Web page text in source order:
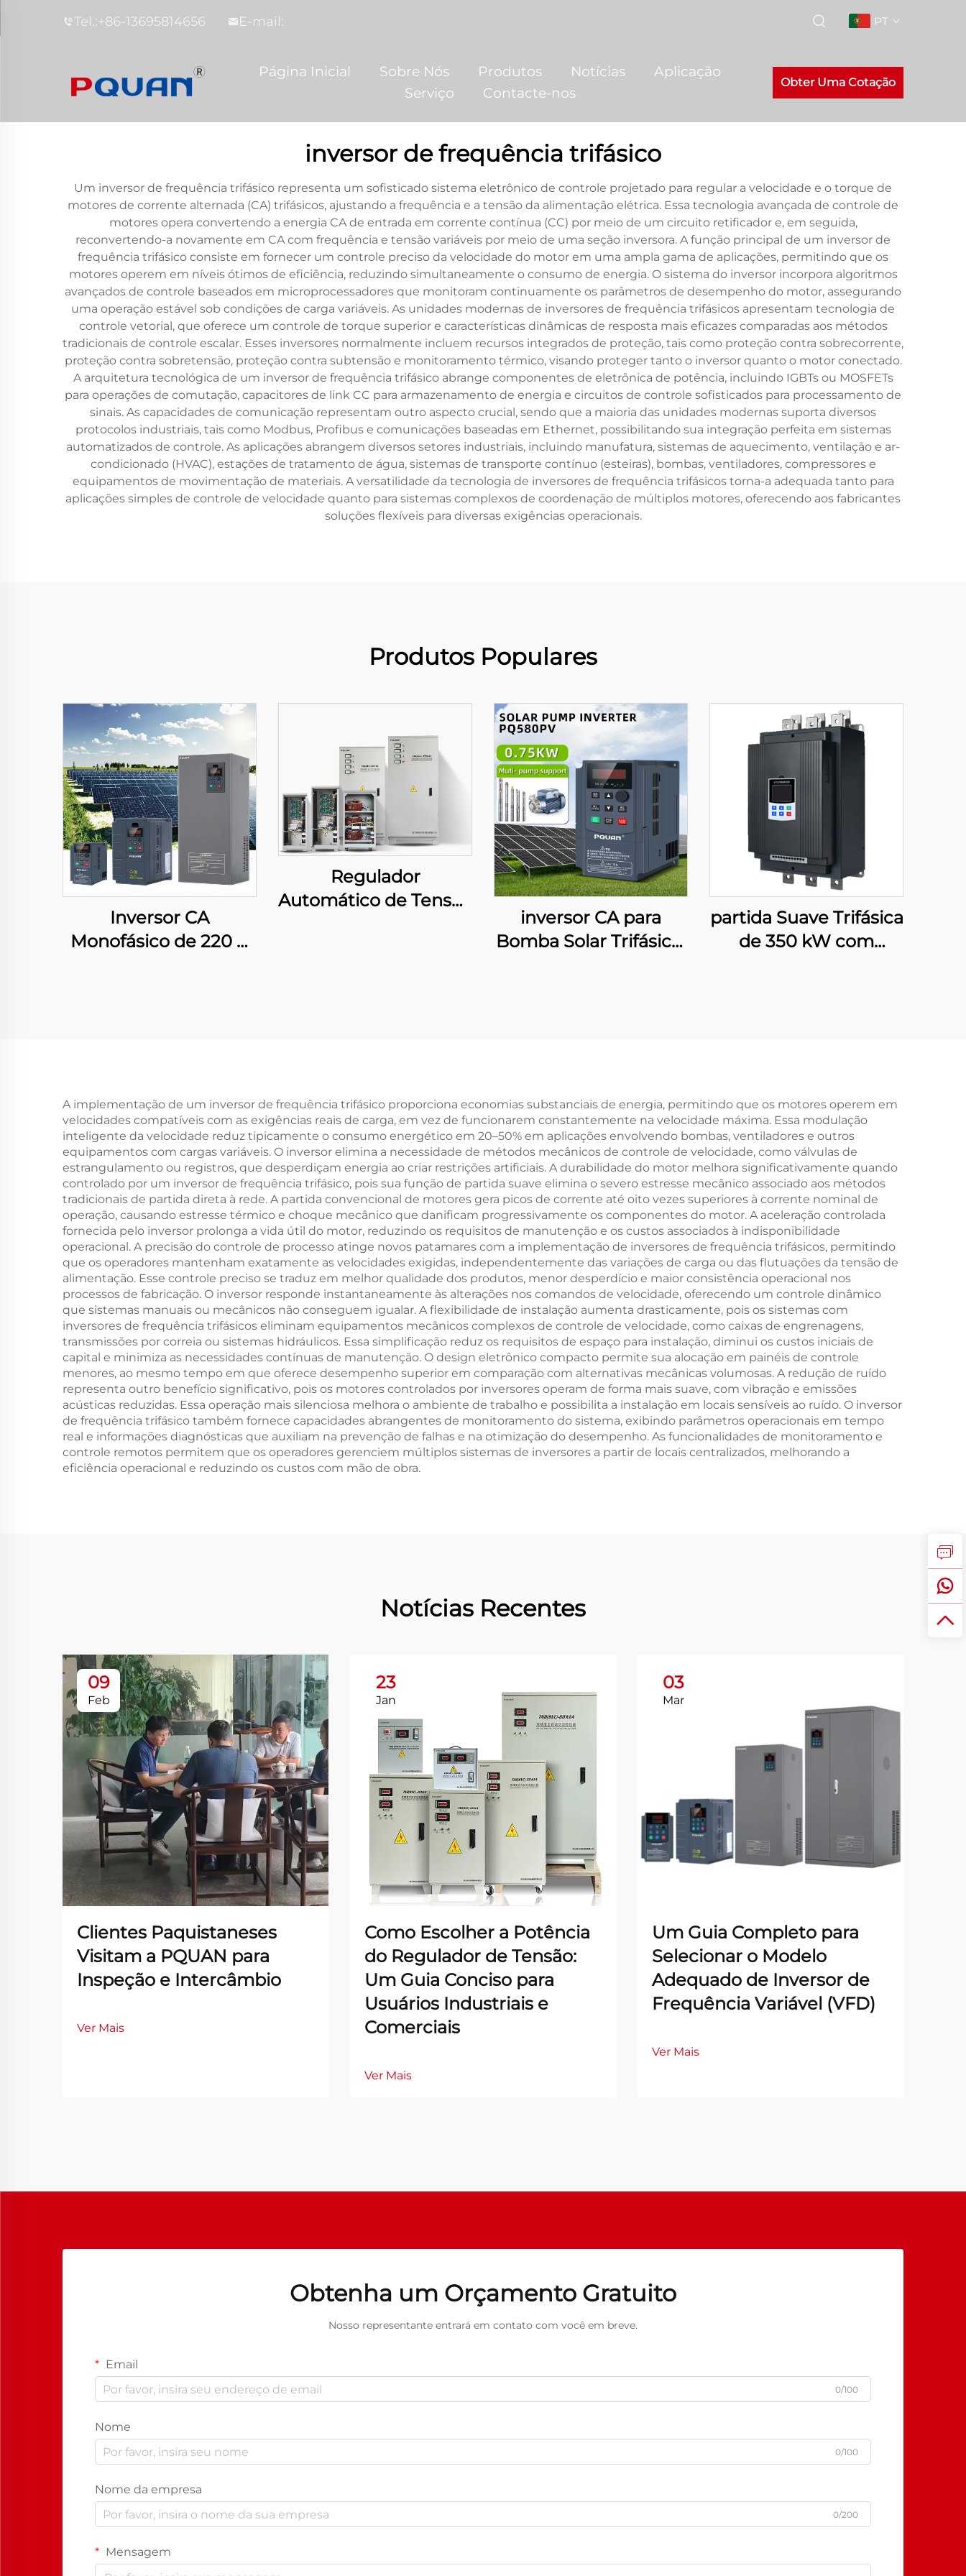
Tel.:+86-13695814656 E-mail: PT
Página Inicial Sobre Nós Produtos Notícias
Aplicação
Serviço
Contacte-nos
Obter Uma Cotação
inversor de frequência trifásico
Um inversor de frequência trifásico representa um sofisticado sistema eletrônico de controle projetado para regular a velocidade e o torque de
motores de corrente alternada (CA) trifásicos, ajustando a frequência e a tensão da alimentação elétrica. Essa tecnologia avançada de controle de
motores opera convertendo a energia CA de entrada em corrente contínua (CC) por meio de um circuito retificador e, em seguida,
reconvertendo-a novamente em CA com frequência e tensão variáveis por meio de uma seção inversora. A função principal de um inversor de
frequência trifásico consiste em fornecer um controle preciso da velocidade do motor em uma ampla gama de aplicações, permitindo que os
motores operem em níveis ótimos de eficiência, reduzindo simultaneamente o consumo de energia. O sistema do inversor incorpora algoritmos
avançados de controle baseados em microprocessadores que monitoram continuamente os parâmetros de desempenho do motor, assegurando
uma operação estável sob condições de carga variáveis. As unidades modernas de inversores de frequência trifásicos apresentam tecnologia de
controle vetorial, que oferece um controle de torque superior e características dinâmicas de resposta mais eficazes comparadas aos métodos
tradicionais de controle escalar. Esses inversores normalmente incluem recursos integrados de proteção, tais como proteção contra sobrecorrente,
proteção contra sobretensão, proteção contra subtensão e monitoramento térmico, visando proteger tanto o inversor quanto o motor conectado.
A arquitetura tecnológica de um inversor de frequência trifásico abrange componentes de eletrônica de potência, incluindo IGBTs ou MOSFETs
para operações de comutação, capacitores de link CC para armazenamento de energia e circuitos de controle sofisticados para processamento de
sinais. As capacidades de comunicação representam outro aspecto crucial, sendo que a maioria das unidades modernas suporta diversos
protocolos industriais, tais como Modbus, Profibus e comunicações baseadas em Ethernet, possibilitando sua integração perfeita em sistemas
automatizados de controle. As aplicações abrangem diversos setores industriais, incluindo manufatura, sistemas de aquecimento, ventilação e ar-
condicionado (HVAC), estações de tratamento de água, sistemas de transporte contínuo (esteiras), bombas, ventiladores, compressores e
equipamentos de movimentação de materiais. A versatilidade da tecnologia de inversores de frequência trifásicos torna-a adequada tanto para
aplicações simples de controle de velocidade quanto para sistemas complexos de coordenação de múltiplos motores, oferecendo aos fabricantes
soluções flexíveis para diversas exigências operacionais.
Produtos Populares
Inversor CA
Monofásico de 220 V
Regulador
Automático de Tensão
inversor CA para
Bomba Solar Trifásico,
partida Suave Trifásica
de 350 kW com
Proteção IP65, 50/60
Hz
A implementação de um inversor de frequência trifásico proporciona economias substanciais de energia, permitindo que os motores operem em
velocidades compatíveis com as exigências reais de carga, em vez de funcionarem constantemente na velocidade máxima. Essa modulação
inteligente da velocidade reduz tipicamente o consumo energético em 20–50% em aplicações envolvendo bombas, ventiladores e outros
equipamentos com cargas variáveis. O inversor elimina a necessidade de métodos mecânicos de controle de velocidade, como válvulas de
estrangulamento ou registros, que desperdiçam energia ao criar restrições artificiais. A durabilidade do motor melhora significativamente quando
controlado por um inversor de frequência trifásico, pois sua função de partida suave elimina o severo estresse mecânico associado aos métodos
tradicionais de partida direta à rede. A partida convencional de motores gera picos de corrente até oito vezes superiores à corrente nominal de
operação, causando estresse térmico e choque mecânico que danificam progressivamente os componentes do motor. A aceleração controlada
fornecida pelo inversor prolonga a vida útil do motor, reduzindo os requisitos de manutenção e os custos associados à indisponibilidade
operacional. A precisão do controle de processo atinge novos patamares com a implementação de inversores de frequência trifásicos, permitindo
que os operadores mantenham exatamente as velocidades exigidas, independentemente das variações de carga ou das flutuações da tensão de
alimentação. Esse controle preciso se traduz em melhor qualidade dos produtos, menor desperdício e maior consistência operacional nos
processos de fabricação. O inversor responde instantaneamente às alterações nos comandos de velocidade, oferecendo um controle dinâmico
que sistemas manuais ou mecânicos não conseguem igualar. A flexibilidade de instalação aumenta drasticamente, pois os sistemas com
inversores de frequência trifásicos eliminam equipamentos mecânicos complexos de controle de velocidade, como caixas de engrenagens,
transmissões por correia ou sistemas hidráulicos. Essa simplificação reduz os requisitos de espaço para instalação, diminui os custos iniciais de
capital e minimiza as necessidades contínuas de manutenção. O design eletrônico compacto permite sua alocação em painéis de controle
menores, ao mesmo tempo em que oferece desempenho superior em comparação com alternativas mecânicas volumosas. A redução de ruído
representa outro benefício significativo, pois os motores controlados por inversores operam de forma mais suave, com vibração e emissões
acústicas reduzidas. Essa operação mais silenciosa melhora o ambiente de trabalho e possibilita a instalação em locais sensíveis ao ruído. O inversor
de frequência trifásico também fornece capacidades abrangentes de monitoramento do sistema, exibindo parâmetros operacionais em tempo
real e informações diagnósticas que auxiliam na prevenção de falhas e na otimização do desempenho. As funcionalidades de monitoramento e
controle remotos permitem que os operadores gerenciem múltiplos sistemas de inversores a partir de locais centralizados, melhorando a
eficiência operacional e reduzindo os custos com mão de obra.
Notícias Recentes
09
Feb
Clientes Paquistaneses
Visitam a PQUAN para
Inspeção e Intercâmbio
Ver Mais
23
Jan
Como Escolher a Potência
do Regulador de Tensão:
Um Guia Conciso para
Usuários Industriais e
Comerciais
Ver Mais
03
Mar
Um Guia Completo para
Selecionar o Modelo
Adequado de Inversor de
Frequência Variável (VFD)
Ver Mais
Obtenha um Orçamento Gratuito
Nosso representante entrará em contato com você em breve.
Email
0/100
Nome
0/100
Nome da empresa
0/200
Mensagem